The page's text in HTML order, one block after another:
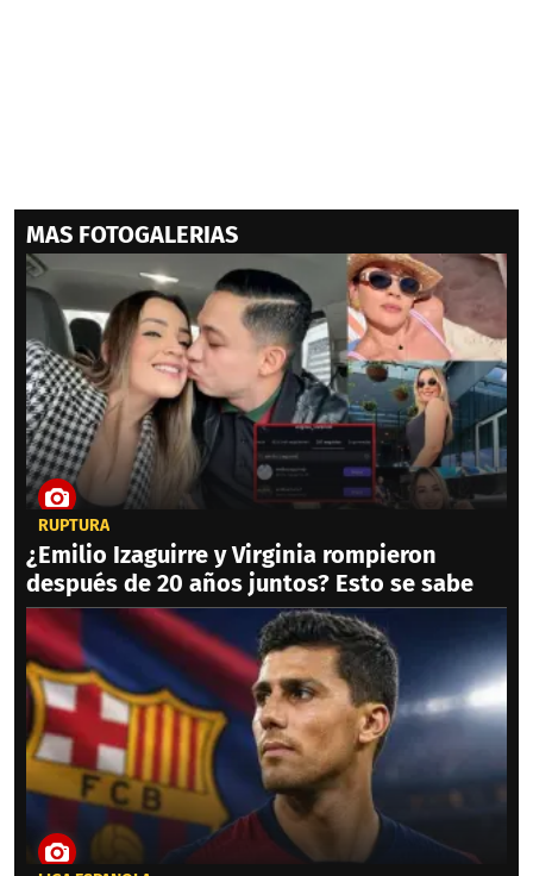
MAS FOTOGALERIAS
RUPTURA
¿Emilio Izaguirre y Virginia rompieron
después de 20 años juntos? Esto se sabe